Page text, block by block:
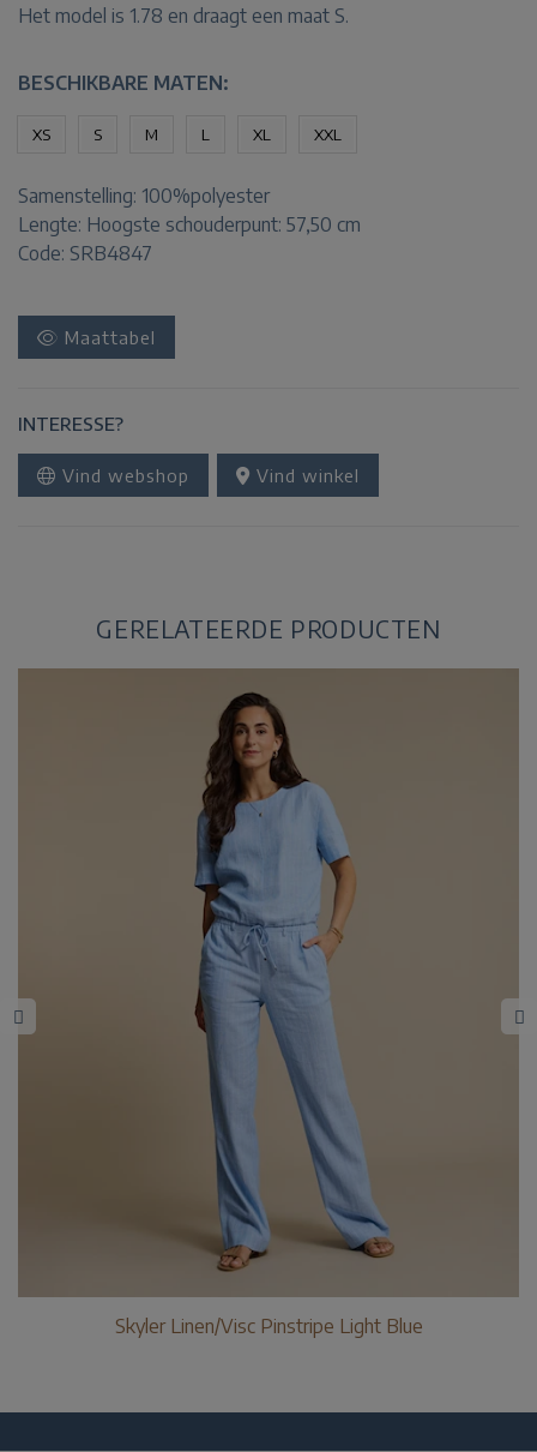
Het model is 1.78 en draagt een maat S.
BESCHIKBARE MATEN:
XS S M L XL XXL
Samenstelling: 100%polyester
Lengte: Hoogste schouderpunt: 57,50 cm
Code: SRB4847
Maattabel
INTERESSE?
Vind webshop Vind winkel
GERELATEERDE PRODUCTEN
Skyler Linen/Visc Pinstripe Light Blue